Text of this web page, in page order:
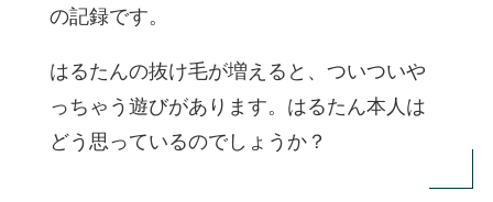
の記録です。
はるたんの抜け毛が増えると、ついついや
っちゃう遊びがあります。はるたん本人は
どう思っているのでしょうか？